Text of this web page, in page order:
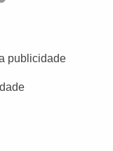
publicidade